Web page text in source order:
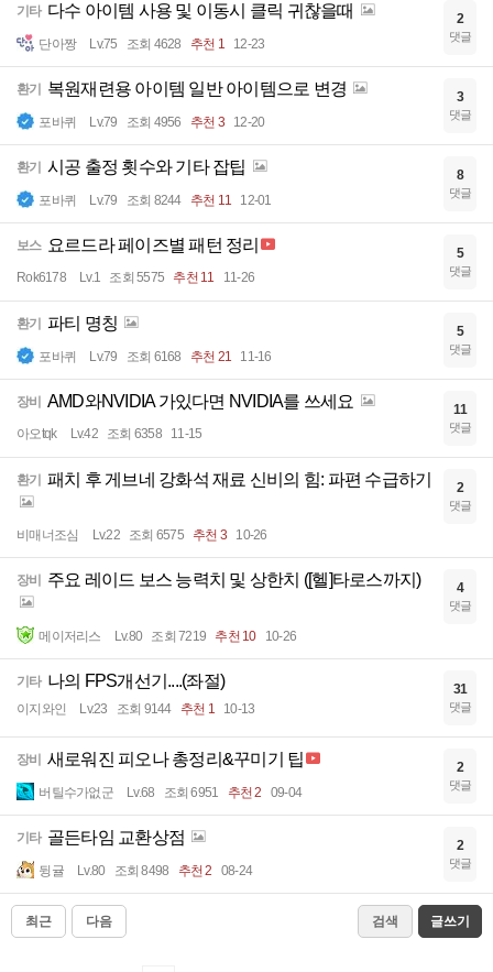
기타 다수 아이템 사용 및 이동시 클릭 귀찮을때
단아짱 Lv.75 조회 4628 추천 1 12-23
2
댓글
환기 복원재련용 아이템 일반 아이템으로 변경
포바퀴 Lv.79 조회 4956 추천 3 12-20
3
댓글
환기 시공 출정 횟수와 기타 잡팁
포바퀴 Lv.79 조회 8244 추천 11 12-01
8
댓글
보스 요르드라 페이즈별 패턴 정리
Rok6178 Lv.1 조회 5575 추천 11 11-26
5
댓글
환기 파티 명칭
포바퀴 Lv.79 조회 6168 추천 21 11-16
5
댓글
장비 AMD와NVIDIA 가있다면 NVIDIA를 쓰세요
아오tqk Lv.42 조회 6358 11-15
11
댓글
환기 패치 후 게브네 강화석 재료 신비의 힘: 파편 수급하기
비매너조심 Lv.22 조회 6575 추천 3 10-26
2
댓글
장비 주요 레이드 보스 능력치 및 상한치 ([헬]타로스까지)
메이저리스 Lv.80 조회 7219 추천 10 10-26
4
댓글
기타 나의 FPS개선기....(좌절)
이지와인 Lv.23 조회 9144 추천 1 10-13
31
댓글
장비 새로워진 피오나 총정리&꾸미기 팁
버틸수가없군 Lv.68 조회 6951 추천 2 09-04
2
댓글
기타 골든타임 교환상점
뒹귤 Lv.80 조회 8498 추천 2 08-24
2
댓글
최근 다음 검색 글쓰기